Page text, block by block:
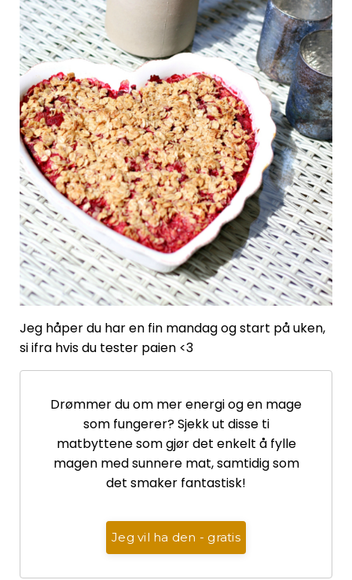
Jeg håper du har en fin mandag og start på uken,
si ifra hvis du tester paien <3
Drømmer du om mer energi og en mage
som fungerer? Sjekk ut disse ti
matbyttene som gjør det enkelt å fylle
magen med sunnere mat, samtidig som
det smaker fantastisk!
Jeg vil ha den - gratis